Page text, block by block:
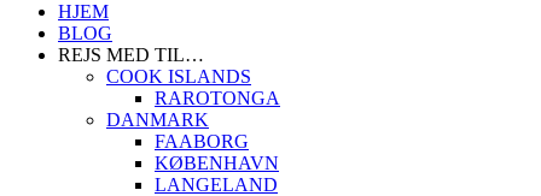
HJEM
BLOG
REJS MED TIL…
COOK ISLANDS
RAROTONGA
DANMARK
FAABORG
KØBENHAVN
LANGELAND